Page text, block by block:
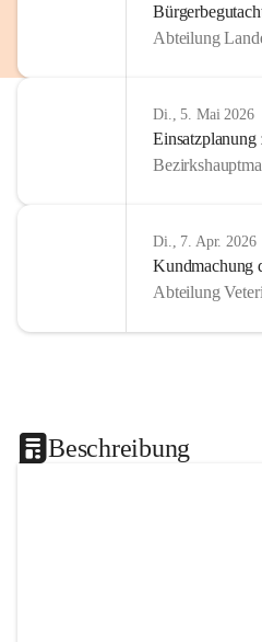
Abteilung
Di., 5. Mai 2026
Di., 7. Apr. 2026
Kundmachung
Abteilung
Beschreibung